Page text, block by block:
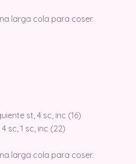
larga cola para coser.
st, 4 sc, inc (16)
4 sc, 1 sc, inc (22)
larga cola para coser.